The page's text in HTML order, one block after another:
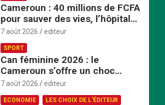
Cameroun : 40 millions de FCFA
pour sauver des vies, l’hôpital
de Bafoussam renforce son
centre d’hémodialyse
7 août 2026 editeur
SPORT
Can féminine 2026 : le
Cameroun s’offre un choc
explosif face au Nigeria en
quart de finale
7 août 2026 editeur
ECONOMIE
LES CHOIX DE L'ÉDITEUR